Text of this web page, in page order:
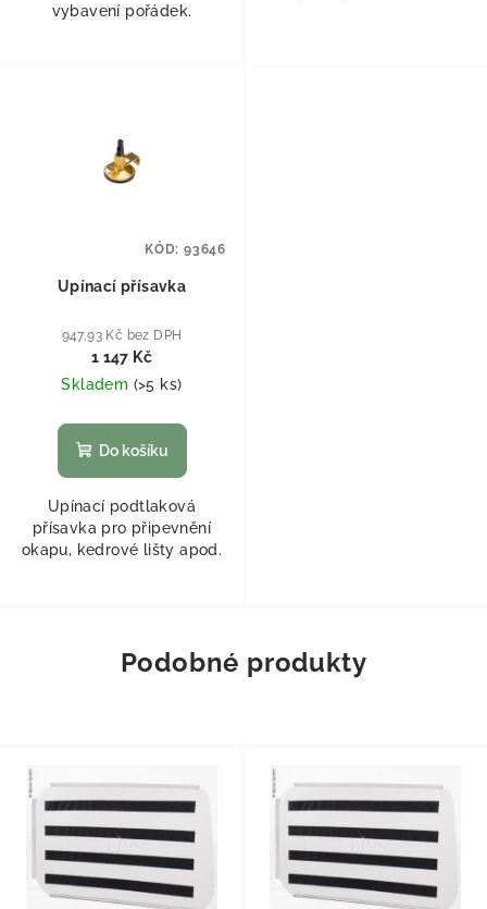
vybavení pořádek.
Upínací přísavka
947,93 Kč bez DPH
1 147 Kč
Skladem (>5 ks)
Do košíku
Upínací podtlaková
přísavka pro připevnění
okapu, kedrové lišty apod.
KÓD: 93646
Podobné produkty